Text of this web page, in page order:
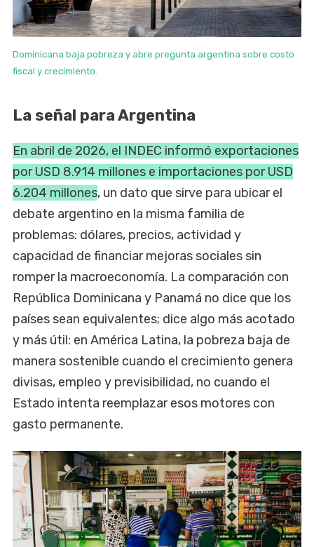
Dominicana baja pobreza y abre pregunta argentina sobre costo
fiscal y crecimiento.
La señal para Argentina
En abril de 2026, el INDEC informó exportaciones
por USD 8.914 millones e importaciones por USD
6.204 millones, un dato que sirve para ubicar el
debate argentino en la misma familia de
problemas: dólares, precios, actividad y
capacidad de financiar mejoras sociales sin
romper la macroeconomía. La comparación con
República Dominicana y Panamá no dice que los
países sean equivalentes; dice algo más acotado
y más útil: en América Latina, la pobreza baja de
manera sostenible cuando el crecimiento genera
divisas, empleo y previsibilidad, no cuando el
Estado intenta reemplazar esos motores con
gasto permanente.